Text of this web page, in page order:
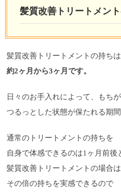
髪質改善トリートメン
髪質改善トリートメントの持ちは
約2ヶ月から3ヶ月です。
日々のお手入れによって、もち
つるっとした状態が保たれる期
通常のトリートメントの持ちを
自身で体感できるのは1ヶ月前後
髪質改善トリートメントの場合は
その倍の持ちを実感できるので